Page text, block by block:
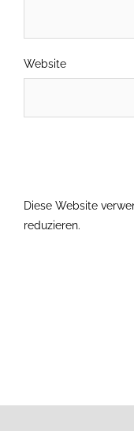
Website
Diese Website
reduzieren.